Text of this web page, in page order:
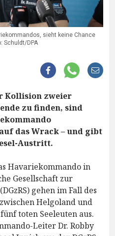
sieht keine Chance
Schuldt/DPA
Kollision zweier
zu finden, sind
das Wrack – und gibt
Austritt.
Havariekommando in
Gesellschaft zur
gehen im Fall des
Helgoland und
toten Seeleuten aus.
Leiter Dr. Robby